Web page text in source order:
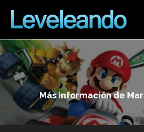
Más información de